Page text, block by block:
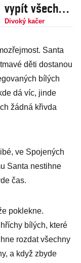
vypít všechen
alkohol, aby
prezident
nedostal,
obhajoval
Ovčáček svůj
Divoký kačer
Santa
děti dostanou
bílých
dá víc, jinde
žádná křivda
ve Spojených
Santa nestihne
čas.
poklekne.
bílých, které
rozdat všechny
a když zbyde